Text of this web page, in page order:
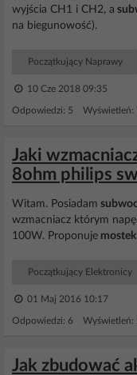
wyjścia CH1 i CH2, a
na biegunowość).
Początkujący Naprawy
10 Cze 2018 09:35
Odpowiedzi: 5 Wyświetleń:
Jaki
8ohm philips
Witam. Posiadam
wzmacniacz którym
100W. Proponuje mostek
Początkujący Elektronicy
01 Maj 2016 10:17
Odpowiedzi: 6 Wyświetleń:
Jak zbudować